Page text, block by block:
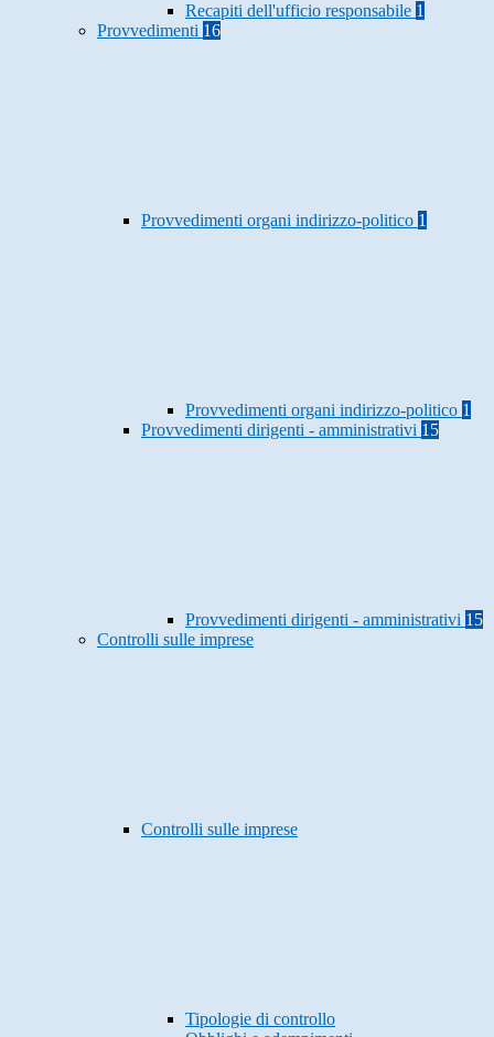
Recapiti dell'ufficio responsabile 1
Provvedimenti 16
Provvedimenti organi indirizzo-politico 1
Provvedimenti organi indirizzo-politico 1
Provvedimenti dirigenti - amministrativi 15
Provvedimenti dirigenti - amministrativi 15
Controlli sulle imprese
Controlli sulle imprese
Tipologie di controllo